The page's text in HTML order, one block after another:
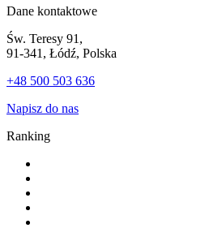
Dane kontaktowe
Św. Teresy 91,
91-341, Łódź, Polska
+48 500 503 636
Napisz do nas
Ranking